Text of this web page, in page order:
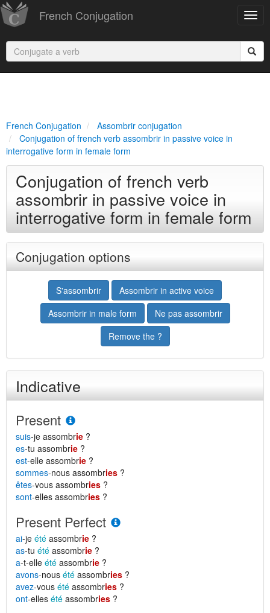
French Conjugation
French Conjugation
Assombrir conjugation
Conjugation of french verb assombrir in passive voice in
interrogative form in female form
Conjugation of french verb
assombrir in passive voice in
interrogative form in female form
Conjugation options
S'assombrir
Assombrir in active voice
Assombrir in male form
Ne pas assombrir
Remove the ?
Indicative
Present
suis-je assombrie ?
es-tu assombrie ?
est-elle assombrie ?
sommes-nous assombries ?
êtes-vous assombries ?
sont-elles assombries ?
Present Perfect
ai-je été assombrie ?
as-tu été assombrie ?
a-t-elle été assombrie ?
avons-nous été assombries ?
avez-vous été assombries ?
ont-elles été assombries ?